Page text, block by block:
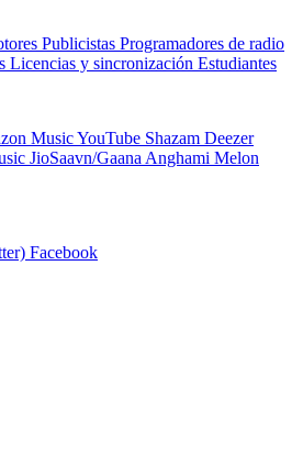
Publicistas Programadores de radio
Licencias y sincronización Estudiantes
MusicYouTube Shazam Deezer
JioSaavn/Gaana Anghami Melon
Facebook